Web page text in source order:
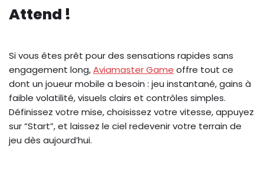
Attend !
Si vous êtes prêt pour des sensations rapides sans
engagement long,Aviamaster Game offre tout ce
dont un joueur mobile a besoin : jeu instantané, gains à
faible volatilité, visuels clairs et contrôles simples.
Définissez votre mise, choisissez votre vitesse, appuyez
sur “Start”, et laissez le ciel redevenir votre terrain de
jeu dès aujourd’hui.